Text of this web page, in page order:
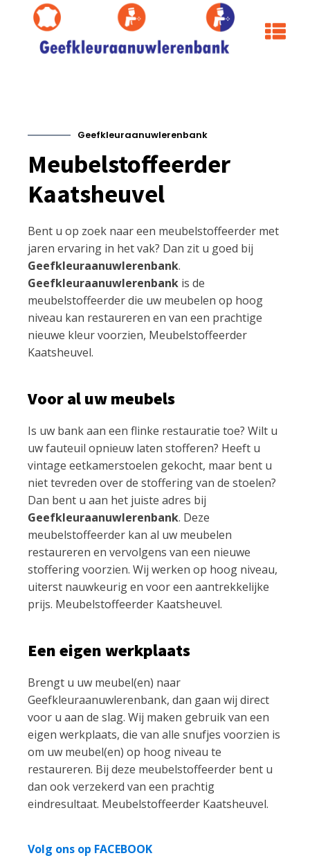
Geefkleuraanuwlerenbank
Meubelstoffeerder
Kaatsheuvel
Bent u op zoek naar een meubelstoffeerder met
jaren ervaring in het vak? Dan zit u goed bij
Geefkleuraanuwlerenbank.
Geefkleuraanuwlerenbank is de
meubelstoffeerder die uw meubelen op hoog
niveau kan restaureren en van een prachtige
nieuwe kleur voorzien, Meubelstoffeerder
Kaatsheuvel.
Voor al uw meubels
Is uw bank aan een flinke restauratie toe? Wilt u
uw fauteuil opnieuw laten stofferen? Heeft u
vintage eetkamerstoelen gekocht, maar bent u
niet tevreden over de stoffering van de stoelen?
Dan bent u aan het juiste adres bij
Geefkleuraanuwlerenbank. Deze
meubelstoffeerder kan al uw meubelen
restaureren en vervolgens van een nieuwe
stoffering voorzien. Wij werken op hoog niveau,
uiterst nauwkeurig en voor een aantrekkelijke
prijs. Meubelstoffeerder Kaatsheuvel.
Een eigen werkplaats
Brengt u uw meubel(en) naar
Geefkleuraanuwlerenbank, dan gaan wij direct
voor u aan de slag. Wij maken gebruik van een
eigen werkplaats, die van alle snufjes voorzien is
om uw meubel(en) op hoog niveau te
restaureren. Bij deze meubelstoffeerder bent u
dan ook verzekerd van een prachtig
eindresultaat. Meubelstoffeerder Kaatsheuvel.
Volg ons op FACEBOOK